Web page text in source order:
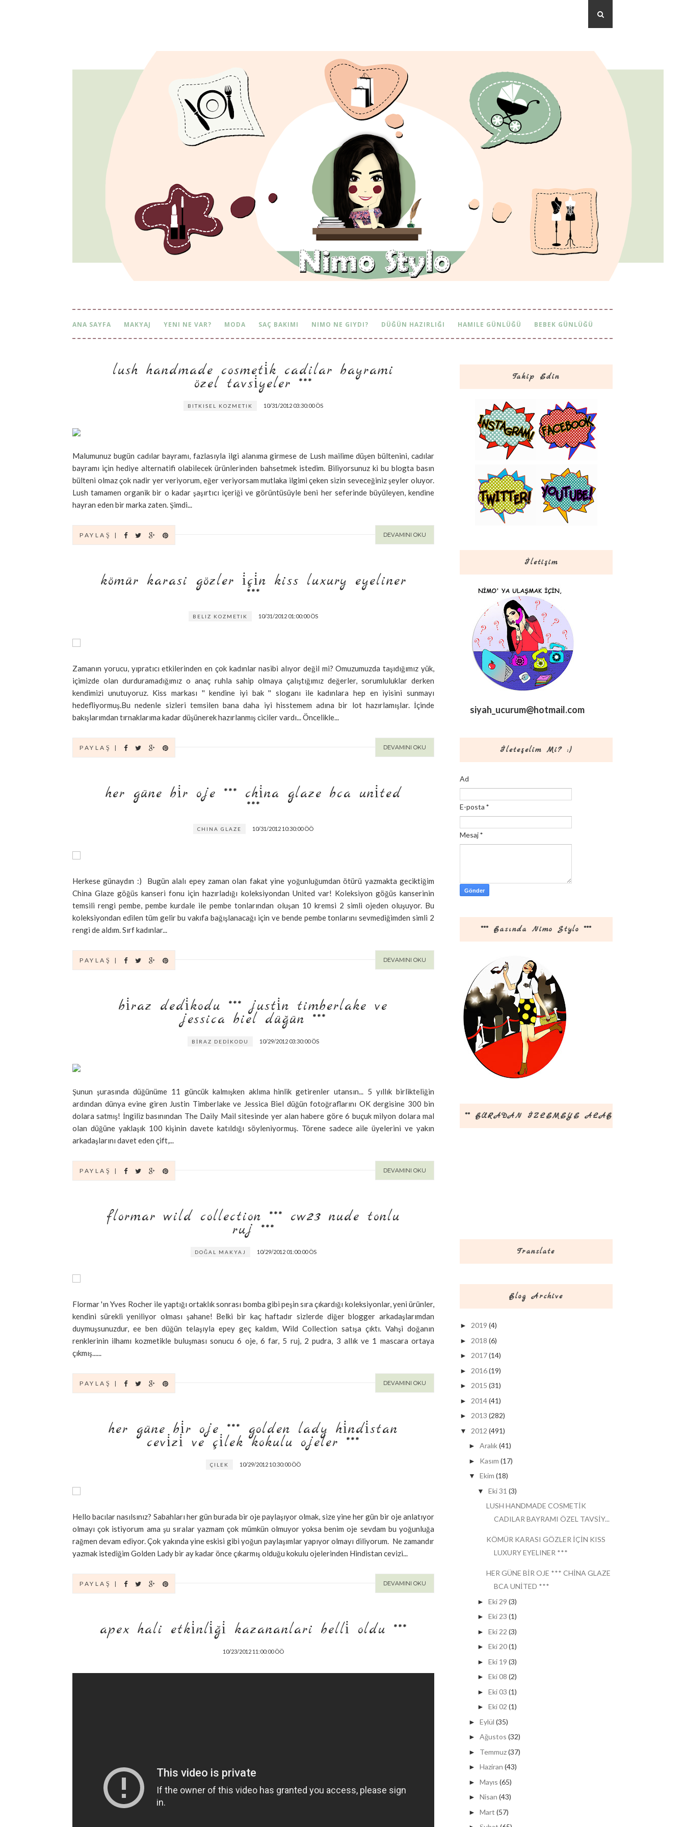
ANA SAYFA MAKYAJ YENI NE VAR? MODA SAÇ BAKIMI NIMO NE GIYDI? DÜĞÜN HAZIRLIĞI HAMILE GÜNLÜĞÜ BEBEK GÜNLÜĞÜ
lush handmade cosmeti̇k cadilar bayrami ö
zel tavsi̇yeler ***
BITKISEL KOZMETIK 10/31/2012 03:30:00 ÖS
Malumunuz bugün cadılar bayramı, fazlasıyla ilgi alanıma girmese de Lush mailime düşen bültenini, cadılar
bayramı için hediye alternatifi olabilecek ürünlerinden bahsetmek istedim. Biliyorsunuz ki bu blogta basın
bülteni olmaz çok nadir yer veriyorum, eğer veriyorsam mutlaka ilgimi çeken sizin seveceğiniz şeyler oluyor.
Lush tamamen organik bir o kadar şaşırtıcı içeriği ve görüntüsüyle beni her seferinde büyüleyen, kendine
hayran eden bir marka zaten. Şimdi...
DEVAMINI OKU
PAYLAŞ |
kömür karasi gözler i̇çi̇n kiss luxury eyeliner **
*
BELIZ KOZMETIK 10/31/2012 01:00:00 ÖS
Zamanın yorucu, yıpratıcı etkilerinden en çok kadınlar nasibi alıyor değil mi? Omuzumuzda taşıdığımız yük,
içimizde olan durduramadığımız o anaç ruhla sahip olmaya çalıştığımız değerler, sorumluluklar derken
kendimizi unutuyoruz. Kiss markası '' kendine iyi bak '' sloganı ile kadınlara hep en iyisini sunmayı
hedefliyormuş.Bu nedenle sizleri temsilen bana daha iyi hisstemem adına bir lot hazırlamışlar. İçinde
bakışlarımdan tırnaklarıma kadar düşünerek hazırlanmış ciciler vardı... Öncelikle...
DEVAMINI OKU
PAYLAŞ |
her güne bi̇r oje *** chi̇na glaze bca uni̇ted ***
CHINA GLAZE 10/31/2012 10:30:00 ÖÖ
Herkese günaydın :) Bugün alalı epey zaman olan fakat yine yoğunluğumdan ötürü yazmakta geciktiğim
China Glaze göğüs kanseri fonu için hazırladığı koleksiyondan United var! Koleksiyon göğüs kanserinin
temsili rengi pembe, pembe kurdale ile pembe tonlarından oluşan 10 kremsi 2 simli ojeden oluşuyor. Bu
koleksiyondan edilen tüm gelir bu vakıfa bağışlanacağı için ve bende pembe tonlarını sevmediğimden simli 2
rengi de aldım. Sırf kadınlar...
DEVAMINI OKU
PAYLAŞ |
bi̇raz dedi̇kodu *** justi̇n timberlake ve jes
sica biel düğün ***
BİRAZ DEDİKODU 10/29/2012 03:30:00 ÖS
Şunun şurasında düğünüme 11 güncük kalmışken aklıma hinlik getirenler utansın... 5 yıllık birlikteliğin
ardından dünya evine giren Justin Timberlake ve Jessica Biel düğün fotoğraflarını OK dergisine 300 bin
dolara satmış! İngiliz basınından The Daily Mail sitesinde yer alan habere göre 6 buçuk milyon dolara mal
olan düğüne yaklaşık 100 kişinin davete katıldığı söyleniyormuş. Törene sadece aile üyelerini ve yakın
arkadaşlarını davet eden çift,...
DEVAMINI OKU
PAYLAŞ |
flormar wild collection *** cw23 nude tonlu
ruj ***
DOĞAL MAKYAJ 10/29/2012 01:00:00 ÖS
Flormar 'ın Yves Rocher ile yaptığı ortaklık sonrası bomba gibi peşin sıra çıkardığı koleksiyonlar, yeni ürünler,
kendini sürekli yeniliyor olması şahane! Belki bir kaç haftadır sizlerde diğer blogger arkadaşlarımdan
duymuşsunuzdur, ee ben düğün telaşıyla epey geç kaldım, Wild Collection satışa çıktı. Vahşi doğanın
renklerinin ilhamı kozmetikle buluşması sonucu 6 oje, 6 far, 5 ruj, 2 pudra, 3 allık ve 1 mascara ortaya
çıkmış......
DEVAMINI OKU
PAYLAŞ |
her güne bi̇r oje *** golden lady hi̇ndi̇stan cev
i̇zi̇ ve çi̇lek kokulu ojeler ***
ÇILEK 10/29/2012 10:30:00 ÖÖ
Hello bacılar nasılsınız? Sabahları her gün burada bir oje paylaşıyor olmak, size yine her gün bir oje anlatıyor
olmayı çok istiyorum ama şu sıralar yazmam çok mümkün olmuyor yoksa benim oje sevdam bu yoğunluğa
rağmen devam ediyor. Çok yakında yine eskisi gibi yoğun paylaşımlar yapıyor olmayı diliyorum. Ne zamandır
yazmak istediğim Golden Lady bir ay kadar önce çıkarmış olduğu kokulu ojelerinden Hindistan cevizi...
DEVAMINI OKU
PAYLAŞ |
apex hali etki̇nli̇ği̇ kazananlari belli̇ oldu ***
10/23/2012 11:00:00 ÖÖ
Takip Edin
İletişim
siyah_ucurum@hotmail.com
İleteşelim Mi? :)
Ad
E-posta *
Mesaj*
*** Basında Nimo Stylo ***
** BURADAN İZLEMEYE ALABİLİRSİNİZ **
Translate
Blog Archive
► 2019 (4)
► 2018 (6)
► 2017(14)
► 2016(19)
► 2015 (31)
► 2014(41)
► 2013 (282)
▼ 2012 (491)
► Aralık(41)
► Kasım (17)
▼ Ekim (18)
▼ Eki 31 (3)
LUSH HANDMADE COSMETİK
CADILAR BAYRAMI ÖZEL TAVSİY...
KÖMÜR KARASI GÖZLER İÇİN KISS
LUXURY EYELINER ***
HER GÜNE BİR OJE *** CHİNA GLAZE
BCA UNİTED ***
► Eki 29 (3)
► Eki 23 (1)
► Eki 22 (3)
► Eki 20 (1)
► Eki 19 (3)
► Eki 08 (2)
► Eki 03 (1)
► Eki 02 (1)
► Eylül (35)
► Ağustos (32)
► Temmuz(37)
► Haziran (43)
► Mayıs (65)
► Nisan (43)
► Mart (57)